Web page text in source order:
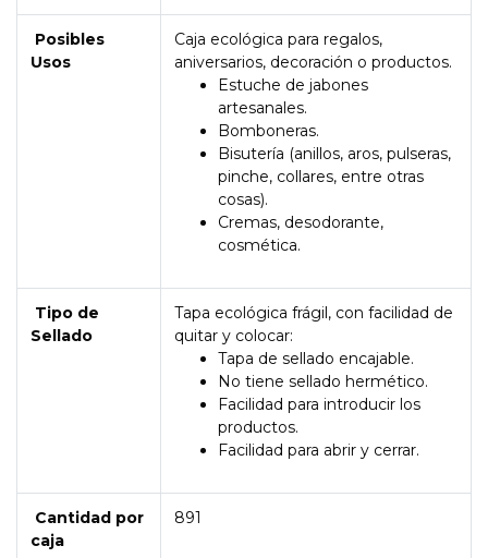
Posibles
Usos
Caja ecológica para regalos,
aniversarios, decoración o productos.
Estuche de jabones
artesanales.
Bomboneras.
Bisutería (anillos, aros, pulseras,
pinche, collares, entre otras
cosas).
Cremas, desodorante,
cosmética.
Tipo de
Sellado
Tapa ecológica frágil, con facilidad de
quitar y colocar:
Tapa de sellado encajable.
No tiene sellado hermético.
Facilidad para introducir los
productos.
Facilidad para abrir y cerrar.
Cantidad por
caja
891